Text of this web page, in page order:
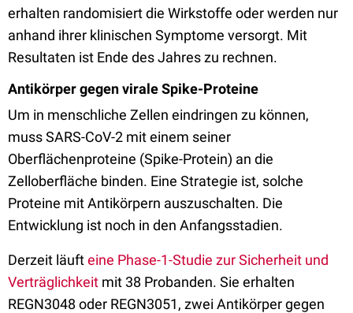
erhalten randomisiert die Wirkstoffe oder werden nur
anhand ihrer klinischen Symptome versorgt. Mit
Resultaten ist Ende des Jahres zu rechnen.
Antikörper gegen virale Spike-Proteine
Um in menschliche Zellen eindringen zu können,
muss SARS-CoV-2 mit einem seiner
Oberflächenproteine (Spike-Protein) an die
Zelloberfläche binden. Eine Strategie ist, solche
Proteine mit Antikörpern auszuschalten. Die
Entwicklung ist noch in den Anfangsstadien.
Derzeit läufteine Phase-1-Studie zur Sicherheit und
Verträglichkeit mit 38 Probanden. Sie erhalten
REGN3048 oder REGN3051, zwei Antikörper gegen